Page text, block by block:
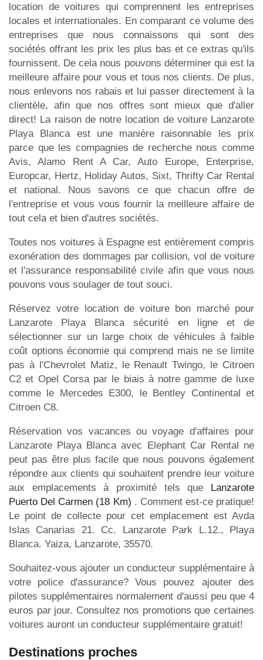
location de voitures qui comprennent les entreprises
locales et internationales. En comparant ce volume des
entreprises que nous connaissons qui sont des
sociétés offrant les prix les plus bas et ce extras qu'ils
fournissent. De cela nous pouvons déterminer qui est la
meilleure affaire pour vous et tous nos clients. De plus,
nous enlevons nos rabais et lui passer directement à la
clientèle, afin que nos offres sont mieux que d'aller
direct! La raison de notre location de voiture Lanzarote
Playa Blanca est une manière raisonnable les prix
parce que les compagnies de recherche nous comme
Avis, Alamo Rent A Car, Auto Europe, Enterprise,
Europcar, Hertz, Holiday Autos, Sixt, Thrifty Car Rental
et national. Nous savons ce que chacun offre de
l'entreprise et vous vous fournir la meilleure affaire de
tout cela et bien d'autres sociétés.
Toutes nos voitures à Espagne est entièrement compris
exonération des dommages par collision, vol de voiture
et l'assurance responsabilité civile afin que vous nous
pouvons vous soulager de tout souci.
Réservez votre location de voiture bon marché pour
Lanzarote Playa Blanca sécurité en ligne et de
sélectionner sur un large choix de véhicules à faible
coût options économie qui comprend mais ne se limite
pas à l'Chevrolet Matiz, le Renault Twingo, le Citroen
C2 et Opel Corsa par le biais à notre gamme de luxe
comme le Mercedes E300, le Bentley Continental et
Citroen C8.
Réservation vos vacances ou voyage d'affaires pour
Lanzarote Playa Blanca avec Elephant Car Rental ne
peut pas être plus facile que nous pouvons également
répondre aux clients qui souhaitent prendre leur voiture
aux emplacements à proximité tels que Lanzarote
Puerto Del Carmen (18 Km) . Comment est-ce pratique!
Le point de collecte pour cet emplacement est Avda
Islas Canarias 21. Cc. Lanzarote Park L.12., Playa
Blanca. Yaiza, Lanzarote, 35570.
Souhaitez-vous ajouter un conducteur supplémentaire à
votre police d'assurance? Vous pouvez ajouter des
pilotes supplémentaires normalement d'aussi peu que 4
euros par jour. Consultez nos promotions que certaines
voitures auront un conducteur supplémentaire gratuit!
Destinations proches